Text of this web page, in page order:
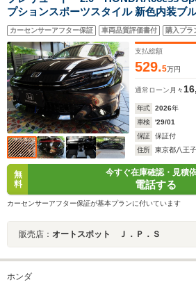
プションスポーツスタイル 新色内装ブ
Google搭載ナビコネクト BOSEプレミ
19inAW Brembo青色ブレーキ 前後方ド
ッフイルミ フロアマット
カーセンサーアフター保証 車両品質評価書付 購入プラ
支払総額
529.5万円
通常ローン 月々
年式 2026年
車検
'29/01
保証
保証付
住所
東京都八王
無
料
今すぐ在庫確認・見積
電話する
カーセンサーアフター保証が基本プランに付いています
販売店： オートスポット Ｊ．Ｐ．Ｓ
ホンダ